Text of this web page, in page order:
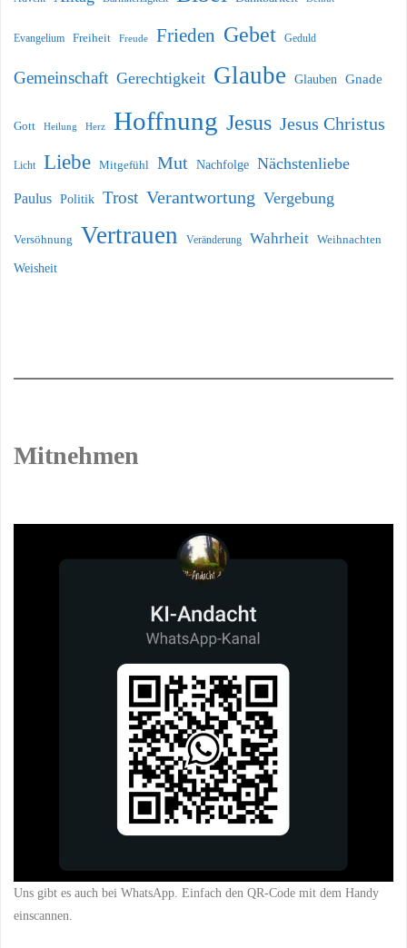
Evangelium Freiheit Freude Frieden Gebet Geduld
Gemeinschaft Gerechtigkeit Glaube Glauben Gnade
Gott Heilung Herz Hoffnung Jesus Jesus Christus
Licht Liebe Mitgefühl Mut Nachfolge Nächstenliebe
Paulus Politik Trost Verantwortung Vergebung
Versöhnung Vertrauen Veränderung Wahrheit Weihnachten
Weisheit
Mitnehmen
Uns gibt es auch bei WhatsApp. Einfach den QR-Code mit dem Handy
einscannen.